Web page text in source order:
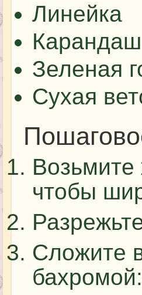
Линейка
Карандаш
Зеленая
Сухая
Возьмите
чтобы
Сложите
бахромой: